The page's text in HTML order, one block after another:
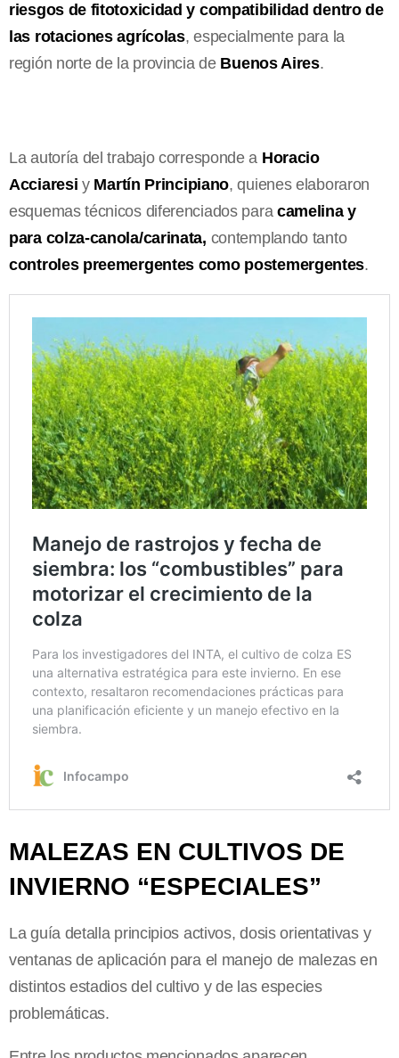
riesgos de fitotoxicidad y compatibilidad dentro de
las rotaciones agrícolas, especialmente para la
región norte de la provincia de Buenos Aires.
La autoría del trabajo corresponde a Horacio
Acciaresi y Martín Principiano, quienes elaboraron
esquemas técnicos diferenciados paracamelina y
para colza-canola/carinata, contemplando tanto
controles preemergentes como postemergentes.
MALEZAS EN CULTIVOS DE
INVIERNO “ESPECIALES”
La guía detalla principios activos, dosis orientativas y
ventanas de aplicación para el manejo de malezas en
distintos estadios del cultivo y de las especies
problemáticas.